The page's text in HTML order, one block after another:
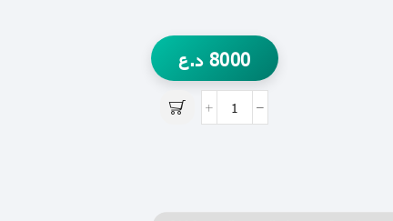
8000 د.ع